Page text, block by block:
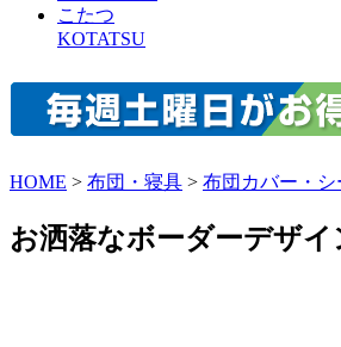
こたつ
KOTATSU
HOME > 布団・寝具 > 布団カバー・シ
お洒落なボーダーデザ